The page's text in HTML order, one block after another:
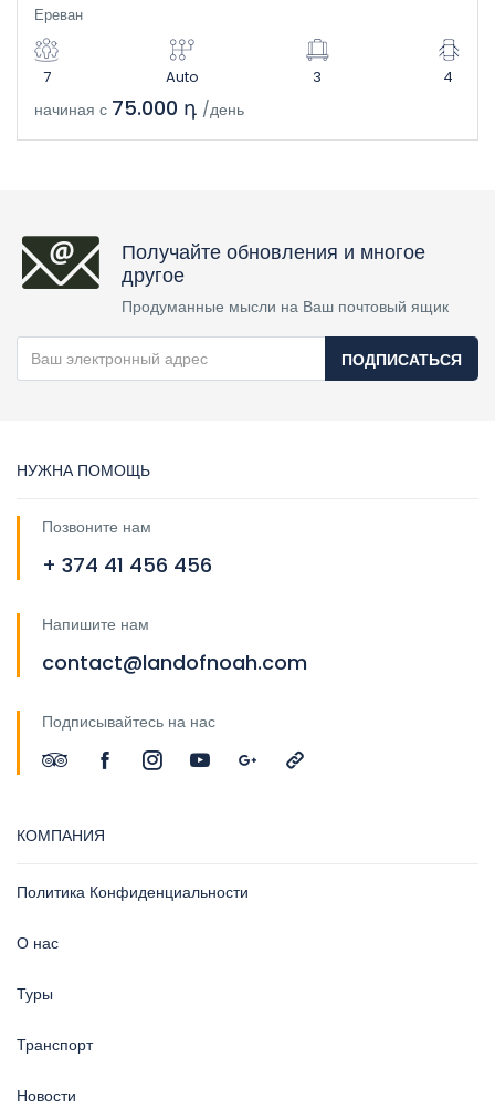
Ереван
7 Auto 3 4
начиная с 75.000 դ /день
Получайте обновления и многое
другое
Продуманные мысли на Ваш почтовый ящик
ПОДПИСАТЬСЯ
НУЖНА ПОМОЩЬ
Позвоните нам
+ 374 41 456 456
Напишите нам
contact@landofnoah.com
Подписывайтесь на нас
КОМПАНИЯ
Политика Конфиденциальности
О нас
Туры
Транспорт
Новости